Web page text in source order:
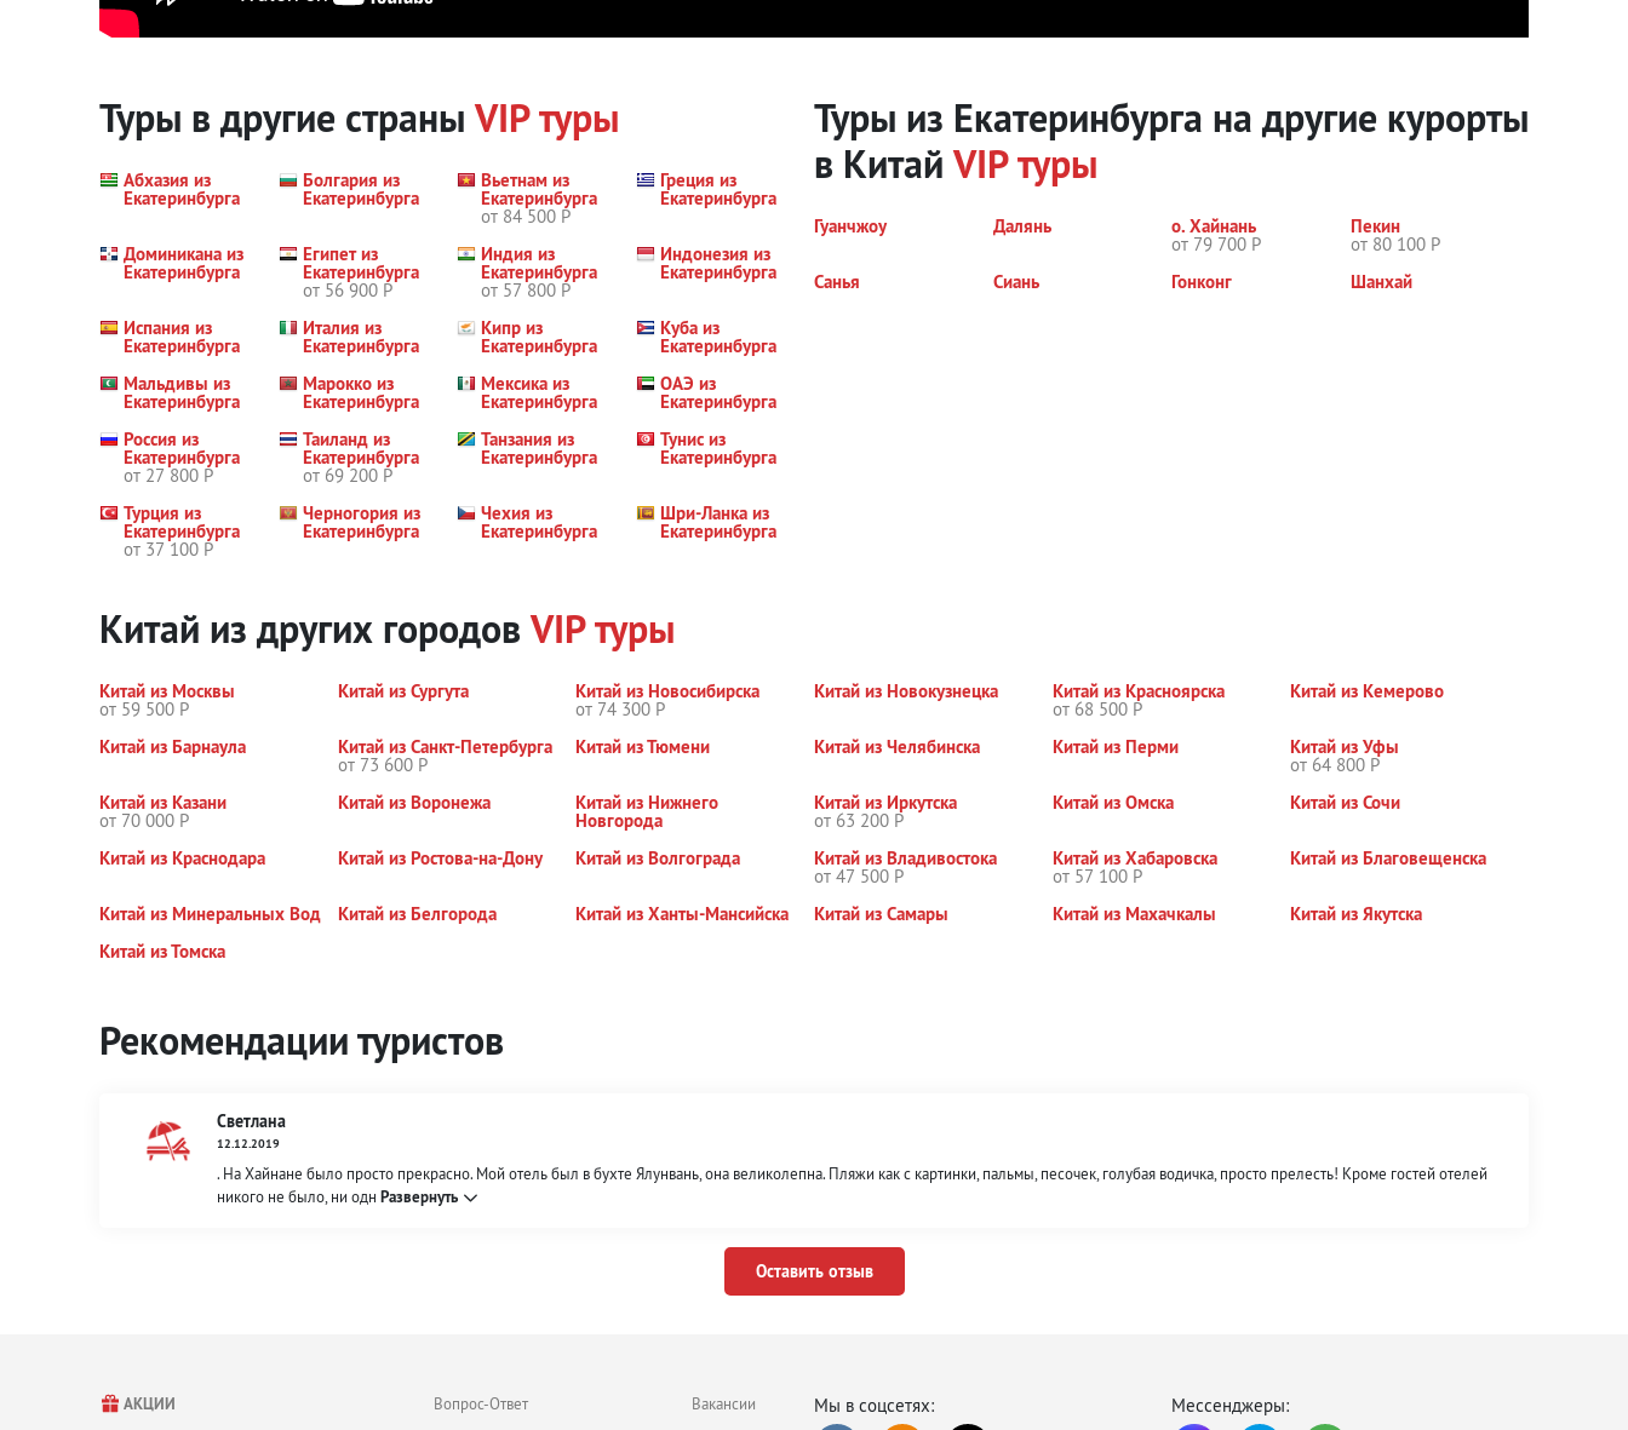
Туры в другие страны VIP туры
Абхазия из
Екатеринбурга
Болгария из
Екатеринбурга
Вьетнам из
Екатеринбурга
от 84 500 Р
Греция из
Екатеринбурга
Доминикана из
Екатеринбурга
Египет из
Екатеринбурга
от 56 900 Р
Индия из
Екатеринбурга
от 57 800 Р
Индонезия из
Екатеринбурга
Испания из
Екатеринбурга
Италия из
Екатеринбурга
Кипр из
Екатеринбурга
Куба из
Екатеринбурга
Мальдивы из
Екатеринбурга
Марокко из
Екатеринбурга
Мексика из
Екатеринбурга
ОАЭ из
Екатеринбурга
Россия из
Екатеринбурга
от 27 800 Р
Таиланд из
Екатеринбурга
от 69 200 Р
Танзания из
Екатеринбурга
Тунис из
Екатеринбурга
Турция из
Екатеринбурга
от 37 100 Р
Черногория из
Екатеринбурга
Чехия из
Екатеринбурга
Шри-Ланка из
Екатеринбурга
Туры из Екатеринбурга на другие курорты
в Китай VIP туры
Гуанчжоу Далянь о. Хайнань
от 79 700 Р
Пекин
от 80 100 Р
Санья
Сиань Гонконг Шанхай
Китай из других городов VIP туры
Китай из Москвы
от 59 500 Р
Китай из Сургута Китай из Новосибирска
от 74 300 Р
Китай из Новокузнецка Китай из Красноярска
от 68 500 Р
Китай из Кемерово
Китай из Барнаула Китай из Санкт-Петербурга
от 73 600 Р
Китай из Тюмени Китай из Челябинска Китай из Перми Китай из Уфы
от 64 800 Р
Китай из Казани
от 70 000 Р
Китай из Воронежа Китай из Нижнего
Новгорода
Китай из Иркутска
от 63 200 Р
Китай из Омска Китай из Сочи
Китай из Краснодара Китай из Ростова-на-Дону Китай из Волгограда Китай из Владивостока
от 47 500 Р
Китай из Хабаровска
от 57 100 Р
Китай из Благовещенска
Китай из Минеральных Вод Китай из Белгорода Китай из Ханты-Мансийска Китай из Самары Китай из Махачкалы
Китай из Якутска
Китай из Томска
Рекомендации туристов
Светлана
12.12.2019
. На Хайнане было просто прекрасно. Мой отель был в бухте Ялунвань, она великолепна. Пляжи как с картинки, пальмы, песочек, голубая водичка, просто прелесть! Кроме гостей отелей
никого не было, ни одн Развернуть
Оставить отзыв
АКЦИИ Вопрос-Ответ Вакансии Мы в соцсетях: Мессенджеры: